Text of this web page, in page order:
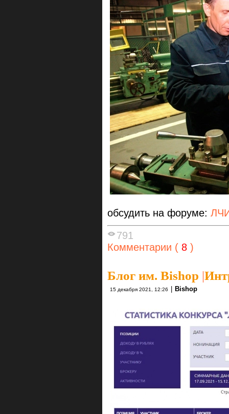
обсудить на форуме:
791
Комментарии ( 8 )
Блог им. Bishop |
15 декабря 2021, 12:26 Bishop